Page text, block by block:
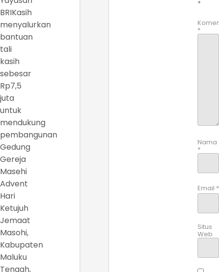
BRIKasih
menyalurkan
bantuan
tali
kasih
sebesar
Rp7,5
juta
untuk
mendukung
pembangunan
Gedung
Gereja
Masehi
Advent
Hari
Ketujuh
Jemaat
Masohi,
Kabupaten
Maluku
Tengah,
*
*
Nama
*
Email *
Situs
Web